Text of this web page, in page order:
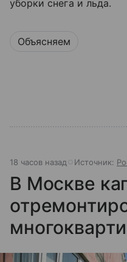
уборки снега и льда.
Объясняем
18 часов назад Источник:
В Москве